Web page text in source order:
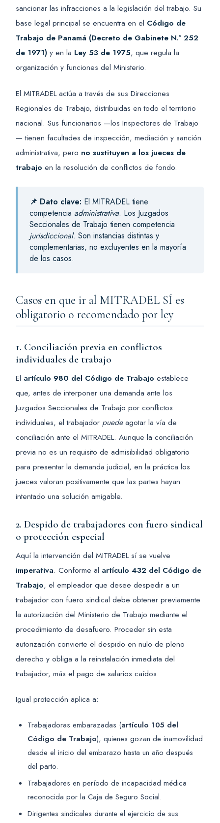
sancionar las infracciones a la legislación del trabajo. Su
base legal principal se encuentra en el Código de
Trabajo de Panamá (Decreto de Gabinete N.º 252
de 1971) y en la Ley 53 de 1975, que regula la
organización y funciones del Ministerio.
El MITRADEL actúa a través de sus Direcciones
Regionales de Trabajo, distribuidas en todo el territorio
nacional. Sus funcionarios —los Inspectores de Trabajo
— tienen facultades de inspección, mediación y sanción
administrativa, pero no sustituyen a los jueces de
trabajo en la resolución de conflictos de fondo.
📌 Dato clave: El MITRADEL tiene
competencia administrativa. Los Juzgados
Seccionales de Trabajo tienen competencia
jurisdiccional. Son instancias distintas y
complementarias, no excluyentes en la mayoría
de los casos.
Casos en que ir al MITRADEL SÍ es
obligatorio o recomendado por ley
1. Conciliación previa en conflictos
individuales de trabajo
El artículo 980 del Código de Trabajo establece
que, antes de interponer una demanda ante los
Juzgados Seccionales de Trabajo por conflictos
individuales, el trabajador puedeagotar la vía de
conciliación ante el MITRADEL. Aunque la conciliación
previa no es un requisito de admisibilidad obligatorio
para presentar la demanda judicial, en la práctica los
jueces valoran positivamente que las partes hayan
intentado una solución amigable.
2. Despido de trabajadores con fuero sindical
o protección especial
Aquí la intervención del MITRADEL sí se vuelve
imperativa. Conforme al artículo 432 del Código de
Trabajo, el empleador que desee despedir a un
trabajador con fuero sindical debe obtener previamente
la autorización del Ministerio de Trabajo mediante el
procedimiento de desafuero. Proceder sin esta
autorización convierte el despido en nulo de pleno
derecho y obliga a la reinstalación inmediata del
trabajador, más el pago de salarios caídos.
Igual protección aplica a:
Trabajadoras embarazadas (artículo 105 del
Código de Trabajo), quienes gozan de inamovilidad
desde el inicio del embarazo hasta un año después
del parto.
Trabajadores en período de incapacidad médica
reconocida por la Caja de Seguro Social.
Dirigentes sindicales durante el ejercicio de sus